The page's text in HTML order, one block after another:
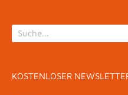
KOSTENLOSER